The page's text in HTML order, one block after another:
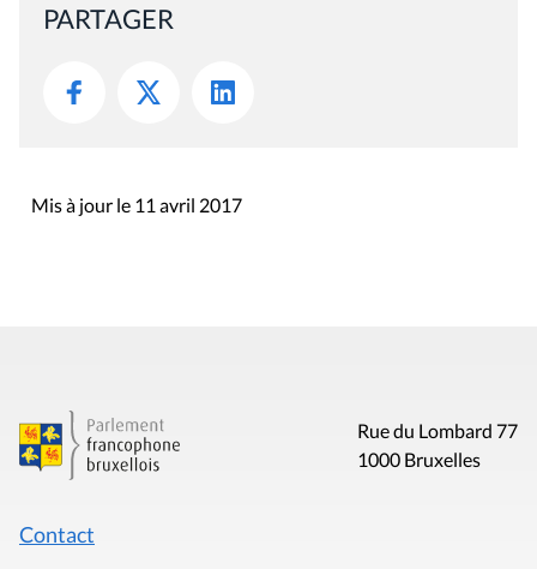
PARTAGER
Mis à jour le 11 avril 2017
Rue du Lombard 77
1000 Bruxelles
Contact